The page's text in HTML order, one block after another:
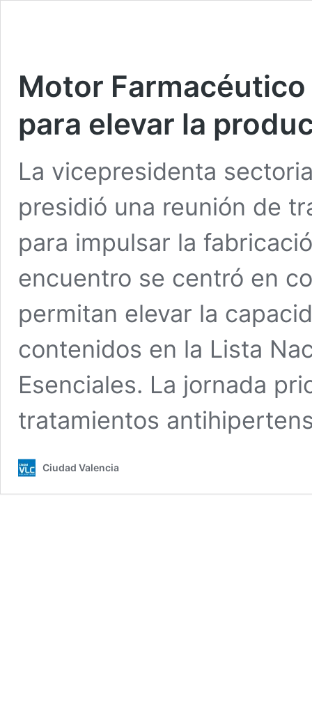
Motor
para elevar la
La vicepresidenta
presidió una reunión de
para impulsar la
encuentro se centró en
permitan elevar la
contenidos en la Lista
Esenciales. La jornada
tratamientos
Ciudad Valencia